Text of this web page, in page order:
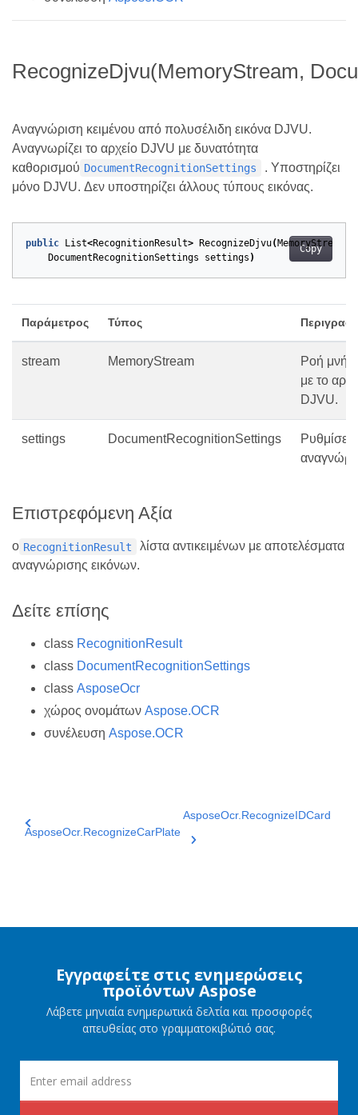
RecognizeDjvu(MemoryStream,
Αναγνώριση κειμένου από πολυσέλιδη εικόνα DJVU.
Αναγνωρίζει το αρχείο DJVU με δυνατότητα
καθορισμού DocumentRecognitionSettings
. Υποστηρίζει
μόνο DJVU. Δεν υποστηρίζει άλλους τύπους εικόνας.
Copy
public List<RecognitionResult> RecognizeDjvu( MemoryStream
DocumentRecognitionSettings
settings )
Παράμετρος Τύπος
stream MemoryStream
Ροή
με το
DJVU.
settings DocumentRecognitionSettings
Ρυθμίσεις
Επιστρεφόμενη Αξία
ο RecognitionResult
λίστα αντικειμένων με αποτελέσματα
αναγνώρισης εικόνων.
Δείτε επίσης
class RecognitionResult
class DocumentRecognitionSettings
class AsposeOcr
χώρος ονομάτων Aspose.OCR
συνέλευση Aspose.OCR
AsposeOcr.RecognizeCarPlate
AsposeOcr.RecognizeIDCard
Εγγραφείτε στις ενημερώσεις
προϊόντων Aspose
Λάβετε μηνιαία ενημερωτικά δελτία και προσφορές
απευθείας στο γραμματοκιβώτιό σας.